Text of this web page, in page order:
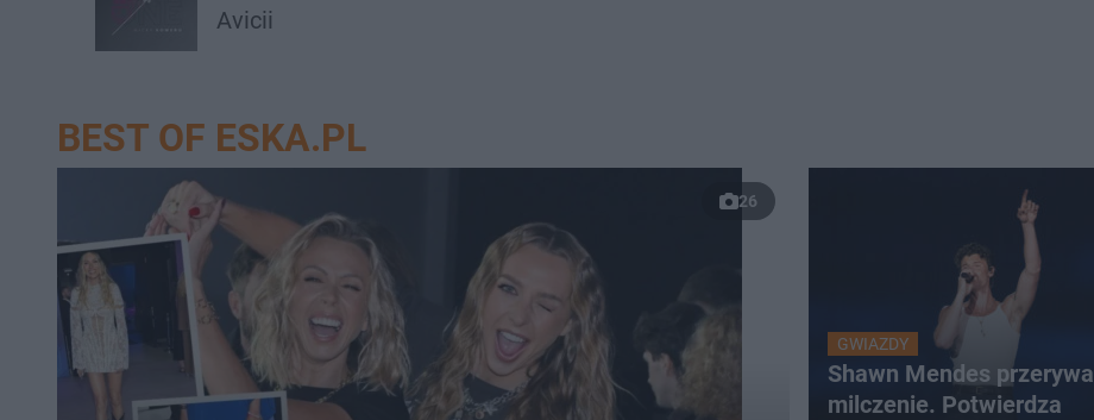
Avicii
BEST OF ESKA.PL
26
GWIAZDY
Shawn Mendes przerywa
milczenie. Potwierdza